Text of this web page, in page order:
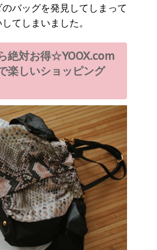
バッグを発見してしまって
てしまいました。
絶対お得☆YOOX.com
楽しいショッピング